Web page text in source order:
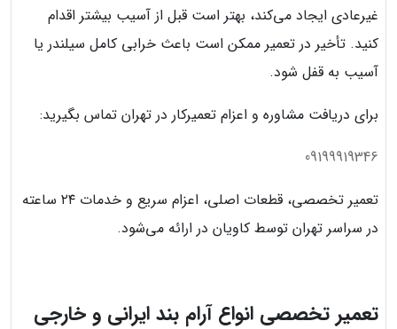
غیرعادی ایجاد می‌کند، بهتر است قبل از آسیب بیشتر اقدام
کنید. تأخیر در تعمیر ممکن است باعث خرابی کامل سیلندر یا
آسیب به قفل شود.
برای دریافت مشاوره و اعزام تعمیرکار در تهران تماس بگیرید:
09199919346
تعمیر تخصصی، قطعات اصلی، اعزام سریع و خدمات ۲۴ ساعته
در سراسر تهران توسط کاویان در ارائه می‌شود.
تعمیر تخصصی انواع آرام بند ایرانی و خارجی